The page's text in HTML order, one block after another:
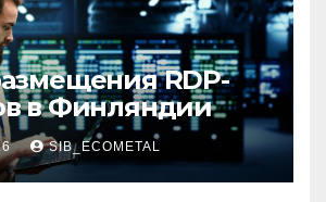
RDP-
в Финляндии
SIB_ECOMETAL